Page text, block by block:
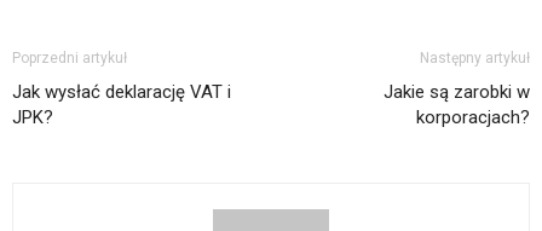
Poprzedni artykuł
Jak wysłać deklarację VAT i
JPK?
Następny artykuł
Jakie są zarobki w
korporacjach?